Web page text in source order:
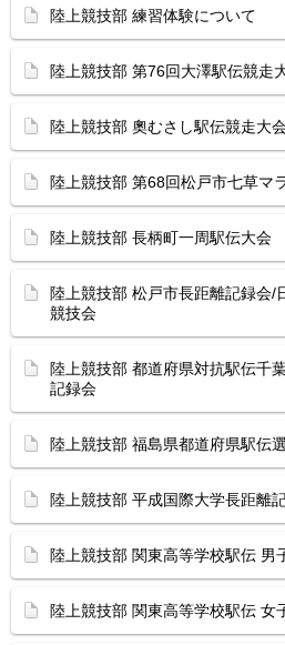
陸上競技部 練習体験について
陸上競技部 第76回大澤駅伝競走
陸上競技部 奧むさし駅伝競走大
陸上競技部 第68回松戸市七草マ
陸上競技部 長柄町一周駅伝大会
陸上競技部 松戸市長距離記録会/
競技会
陸上競技部 都道府県対抗駅伝千
記録会
陸上競技部 福島県都道府県駅伝
陸上競技部 平成国際大学長距離
陸上競技部 関東高等学校駅伝 男
陸上競技部 関東高等学校駅伝 女